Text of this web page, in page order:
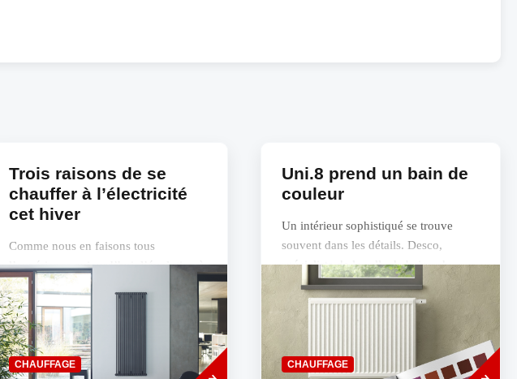
Trois raisons de se
chauffer à l’électricité
cet hiver
Comme nous en faisons tous
l’expérience aujourd’hui, l’évolution à
la hausse des prix du gaz frappe
chacun d’entre nous au portefeuille et
l’abandon...
CHAUFFAGE
Read
more
Uni.8 prend un bain de
couleur
Un intérieur sophistiqué se trouve
souvent dans les détails. Desco,
spécialiste de la salle de bains, du
chauffage et des techniques, facilite
encore...
CHAUFFAGE
Savoir
plus